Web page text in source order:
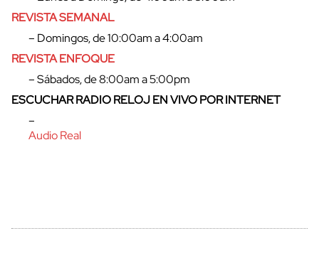
REVISTA SEMANAL
– Domingos, de 10:00am a 4:00am
REVISTA ENFOQUE
– Sábados, de 8:00am a 5:00pm
ESCUCHAR RADIO RELOJ EN VIVO POR INTERNET
–
Audio Real